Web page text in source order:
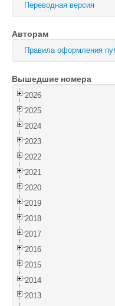
Физика и техника
Оптика и
Поиск
Войти
Переводная версия
Авторам
Правила оформления
Вышедшие номера
2026
2025
2024
2023
2022
2021
2020
2019
2018
2017
2016
2015
2014
2013